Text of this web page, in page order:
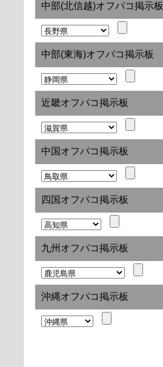
中部(北信越)オフパコ掲示板
中部(東海)オフパコ掲示板
近畿オフパコ掲示板
中国オフパコ掲示板
四国オフパコ掲示板
九州オフパコ掲示板
沖縄オフパコ掲示板